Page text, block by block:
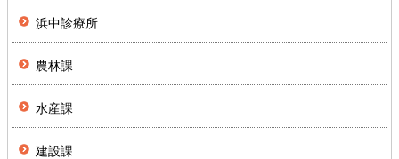
浜中診療所
農林課
水産課
建設課